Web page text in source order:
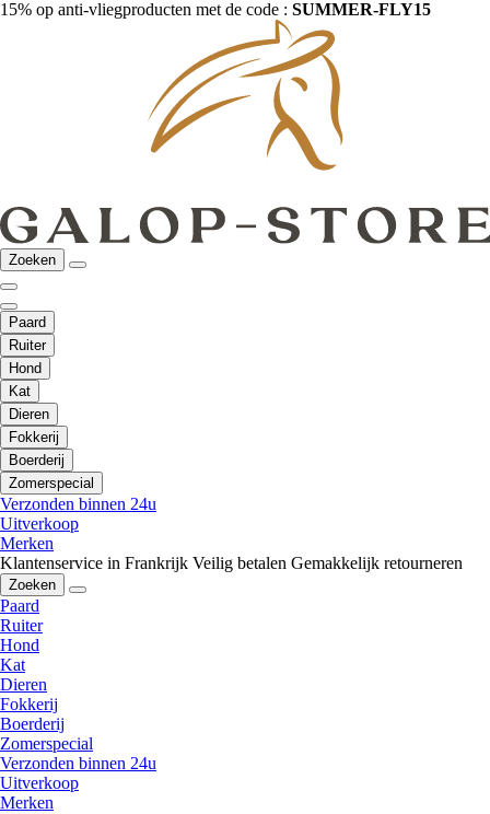
15% op anti-vliegproducten met de code : SUMMER-FLY15
Zoeken
Paard
Ruiter
Hond
Kat
Dieren
Fokkerij
Boerderij
Zomerspecial
Verzonden binnen 24u
Uitverkoop
Merken
Klantenservice in Frankrijk Veilig betalen Gemakkelijk retourneren
Zoeken
Paard
Ruiter
Hond
Kat
Dieren
Fokkerij
Boerderij
Zomerspecial
Verzonden binnen 24u
Uitverkoop
Merken